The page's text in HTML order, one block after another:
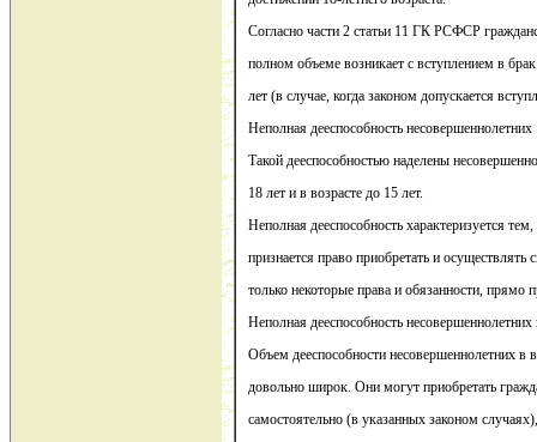
Согласно части 2 статьи 11 ГК РСФСР
полном объеме возникает с вступлением в
лет (в случае, когда законом допускается
Неполная дееспособность несовершеннолетних
Такой дееспособностью наделены
18 лет и в возрасте до 15 лет.
Неполная дееспособность характеризуется
признается право приобретать и
только некоторые права и обязанности, прямо
Неполная дееспособность несовершеннолетних
Объем дееспособности несовершеннолетних в
довольно широк. Они могут приобретать
самостоятельно (в указанных законом